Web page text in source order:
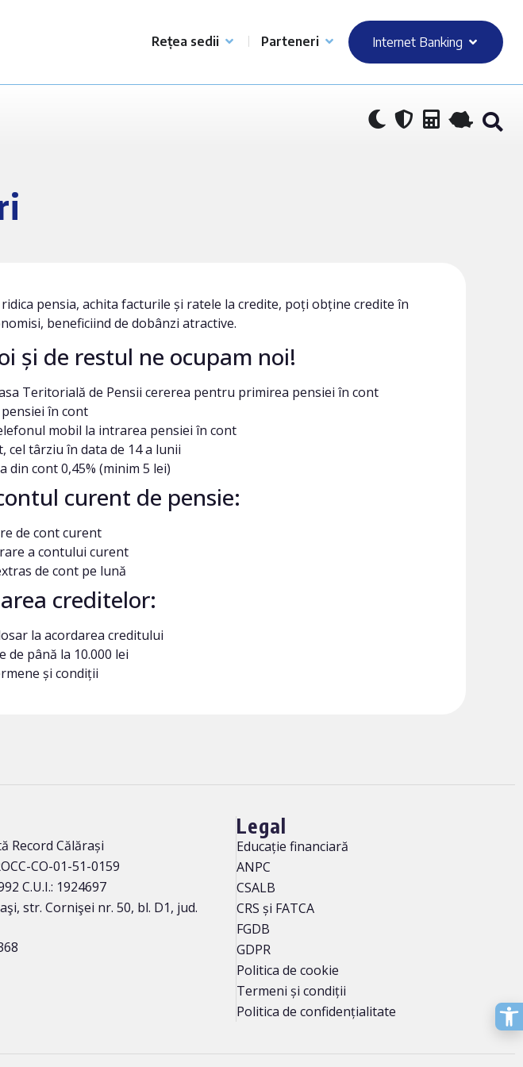
Rețea sedii Parteneri Internet Banking
pensia, achita facturile și ratele la credite, poți obține credite în
beneficiind de dobânzi atractive.
și de restul ne ocupam noi!
Teritorială de Pensii cererea pentru primirea pensiei în cont
în cont
mobil la intrarea pensiei în cont
cel târziu în data de 14 a lunii
cont 0,45% (minim 5 lei)
curent de pensie:
de cont curent
a contului curent
de cont pe lună
creditelor:
la acordarea creditului
până la 10.000 lei
și condiții
Record Călărași
CO-01-51-0159
C.U.I.: 1924697
str. Cornişei nr. 50, bl. D1, jud.
Legal
Educație financiară
ANPC
CSALB
CRS și FATCA
FGDB
GDPR
Politica de cookie
Termeni și condiții
Politica de confidențialitate